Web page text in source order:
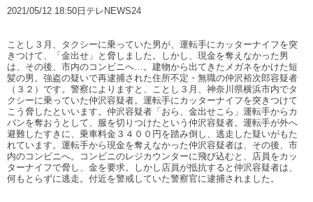
2021/05/12 18:50日テレNEWS24
ことし３月、タクシーに乗っていた男が、運転手にカッターナイフを突
きつけて、「金出せ」と脅しました。しかし、現金を奪えなかった男
は、その後、市内のコンビニへ…。建物から出てきたメガネをかけた短
髪の男。強盗の疑いで再逮捕された住所不定・無職の仲沢裕次郎容疑者
（３２）です。警察によりますと、ことし３月、神奈川県横浜市内でタ
クシーに乗っていた仲沢容疑者。運転手にカッターナイフを突きつけて
こう脅したといいます。仲沢容疑者「おら、金出せこら」運転手からカ
バンを奪おうとして、服を切りつけたという仲沢容疑者。運転手が外へ
避難したすきに、乗車料金３４００円を踏み倒し、逃走した疑いがもた
れています。運転手から現金を奪えなかった仲沢容疑者は、その後、市
内のコンビニへ。コンビニのレジカウンターに飛び込むと、店員をカッ
ターナイフで脅し、金を要求。しかし店員が抵抗すると仲沢容疑者は、
何もとらずに逃走。付近を警戒していた警察官に逮捕されました。